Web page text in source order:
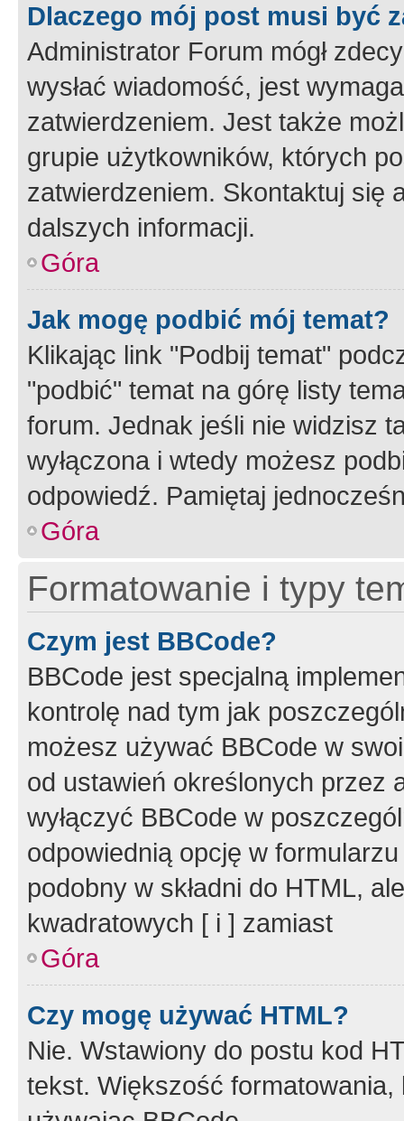
Dlaczego mój post musi być
Administrator Forum mógł
wysłać wiadomość, jest
zatwierdzeniem. Jest także
grupie użytkowników, których
zatwierdzeniem. Skontaktuj się
dalszych informacji.
Góra
Jak mogę podbić mój temat?
Klikając link "Podbij temat"
"podbić" temat na górę listy
forum. Jednak jeśli nie widzisz
wyłączona i wtedy możesz
odpowiedź. Pamiętaj
Góra
Formatowanie i typy
Czym jest BBCode?
BBCode jest specjalną
kontrolę nad tym jak
możesz używać BBCode w
od ustawień określonych przez
wyłączyć BBCode w
odpowiednią opcję w
podobny w składni do HTML,
kwadratowych [ i ] zamiast
Góra
Czy mogę używać HTML?
Nie. Wstawiony do postu kod
tekst. Większość